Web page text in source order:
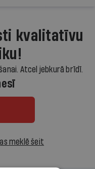
kvalitatīvu
Atcel jebkurā brīdī.
meklē šeit